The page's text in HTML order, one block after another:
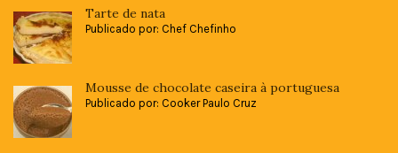
Tarte de nata
Publicado por: Chef Chefinho
Mousse de chocolate caseira à portuguesa
Publicado por: Cooker Paulo Cruz